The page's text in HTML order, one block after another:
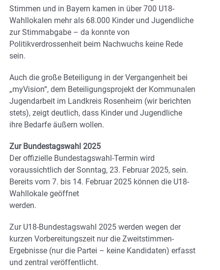
Stimmen und in Bayern kamen in über 700 U18-
Wahllokalen mehr als 68.000 Kinder und Jugendliche
zur Stimmabgabe – da konnte von
Politikverdrossenheit beim Nachwuchs keine Rede
sein.
Auch die große Beteiligung in der Vergangenheit bei
„myVision“, dem Beteiligungsprojekt der Kommunalen
Jugendarbeit im Landkreis Rosenheim (wir berichten
stets), zeigt deutlich, dass Kinder und Jugendliche
ihre Bedarfe äußern wollen.
Zur Bundestagswahl 2025
Der offizielle Bundestagswahl-Termin wird
voraussichtlich der Sonntag, 23. Februar 2025, sein.
Bereits vom 7. bis 14. Februar 2025 können die U18-
Wahllokale geöffnet
werden.
Zur U18-Bundestagswahl 2025 werden wegen der
kurzen Vorbereitungszeit nur die Zweitstimmen-
Ergebnisse (nur die Partei – keine Kandidaten) erfasst
und zentral veröffentlicht.